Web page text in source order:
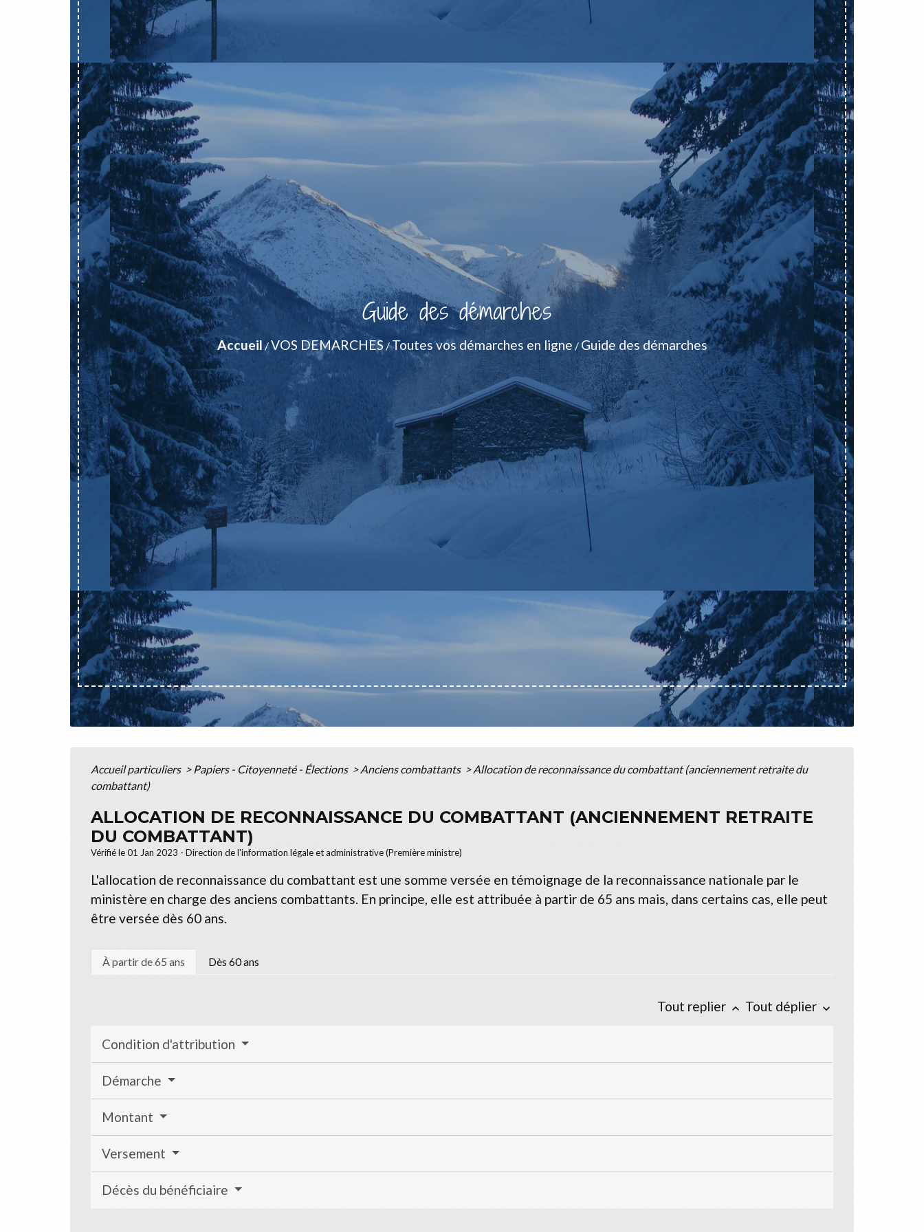
Guide des démarches
Accueil/VOS DEMARCHES /Toutes vos démarches en ligne / Guide des démarches
Accueil particuliers > Papiers - Citoyenneté - Élections > Anciens combattants > Allocation de reconnaissance du combattant (anciennement retraite du
combattant)
ALLOCATION DE RECONNAISSANCE DU COMBATTANT (ANCIENNEMENT RETRAITE
DU COMBATTANT)
Vérifié le 01 Jan 2023 - Direction de l'information légale et administrative (Première ministre)
L'allocation de reconnaissance du combattant est une somme versée en témoignage de la reconnaissance nationale par le
ministère en charge des anciens combattants. En principe, elle est attribuée à partir de 65 ans mais, dans certains cas, elle peut
être versée dès 60 ans.
À partir de 65 ans Dès 60 ans
Tout replier keyboard_arrow_up Tout déplier keyboard_arrow_down
Condition d'attribution
Démarche
Montant
Versement
Décès du bénéficiaire